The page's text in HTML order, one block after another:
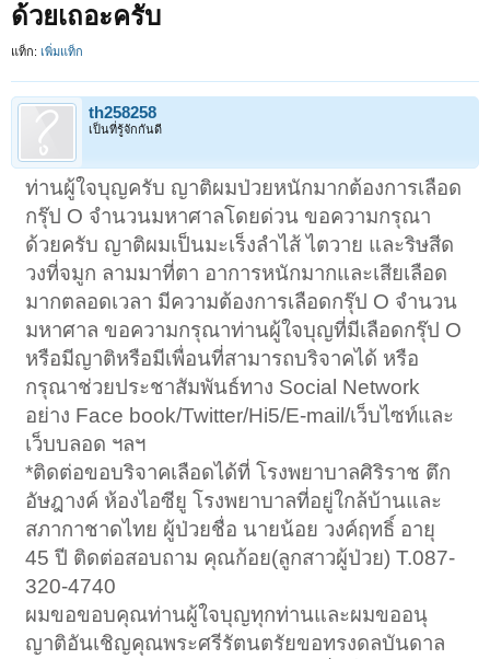
ด้วยเถอะครับ
แท็ก: เพิ่มแท็ก
th258258
เป็นที่รู้จักกันดี
ท่านผู้ใจบุญครับ ญาติผมป่วยหนักมากต้องการเลือด
กรุ๊ป O จำนวนมหาศาลโดยด่วน ขอความกรุณา
ด้วยครับ ญาติผมเป็นมะเร็งลำไส้ ไตวาย และริษสีด
วงที่จมูก ลามมาที่ตา อาการหนักมากและเสียเลือด
มากตลอดเวลา มีความต้องการเลือดกรุ๊ป O จำนวน
มหาศาล ขอความกรุณาท่านผู้ใจบุญที่มีเลือดกรุ๊ป O
หรือมีญาติหรือมีเพื่อนที่สามารถบริจาคได้ หรือ
กรุณาช่วยประชาสัมพันธ์ทาง Social Network
อย่าง Face book/Twitter/Hi5/E-mail/เว็บไซท์และ
เว็บบลอด ฯลฯ
*ติดต่อขอบริจาคเลือดได้ที่ โรงพยาบาลศิริราช ตึก
อัษฎางค์ ห้องไอซียู โรงพยาบาลที่อยู่ใกล้บ้านและ
สภากาชาดไทย ผู้ป่วยชื่อ นายน้อย วงค์ฤทธิ์ อายุ
45 ปี ติดต่อสอบถาม คุณก้อย(ลูกสาวผู้ป่วย) T.087-
320-4740
ผมขอขอบคุณท่านผู้ใจบุญทุกท่านและผมขออนุ
ญาติอันเชิญคุณพระศรีรัตนตรัยขอทรงดลบันดาล